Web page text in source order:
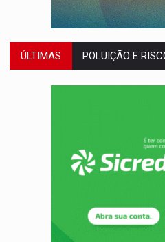
ÚLTIMAS VÍDEO:Armado com
TRIBUNAL DO
Perseguição é
ACABOU COM